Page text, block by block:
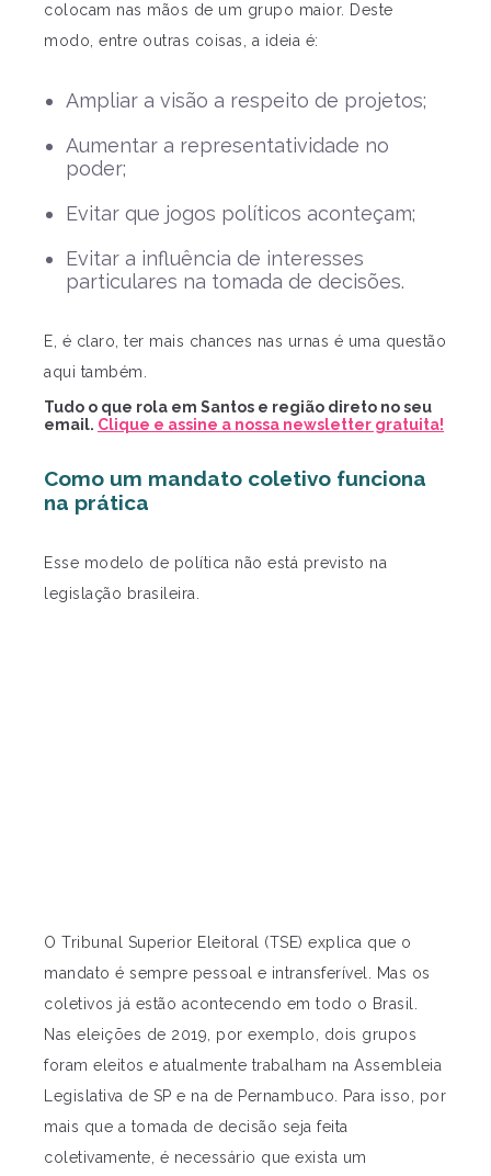
colocam nas mãos de um grupo maior. Deste
modo, entre outras coisas, a ideia é:
Ampliar a visão a respeito de projetos;
Aumentar a representatividade no
poder;
Evitar que jogos políticos aconteçam;
Evitar a influência de interesses
particulares na tomada de decisões.
E, é claro, ter mais chances nas urnas é uma questão
aqui também.
Tudo o que rola em Santos e região direto no seu
email. Clique e assine a nossa newsletter gratuita!
Como um mandato coletivo funciona
na prática
Esse modelo de política não está previsto na
legislação brasileira.
O Tribunal Superior Eleitoral (TSE) explica que o
mandato é sempre pessoal e intransferível. Mas os
coletivos já estão acontecendo em todo o Brasil.
Nas eleições de 2019, por exemplo, dois grupos
foram eleitos e atualmente trabalham na Assembleia
Legislativa de SP e na de Pernambuco. Para isso, por
mais que a tomada de decisão seja feita
coletivamente, é necessário que exista um